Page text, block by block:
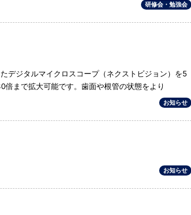
研修会・勉強会
ジタルマイクロスコープ（ネクストビジョン）を5
まで拡大可能です。歯面や根管の状態をより
お知らせ
お知らせ